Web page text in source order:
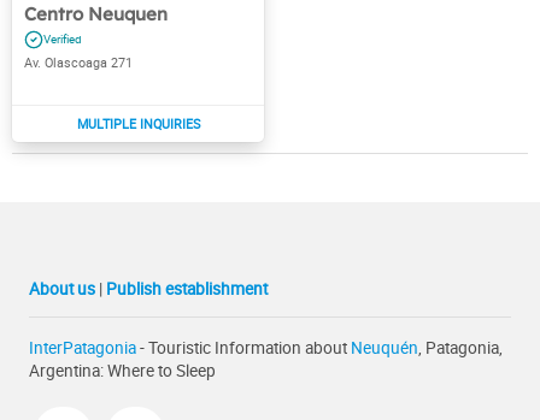
Centro Neuquen
Av. Olascoaga 271
About us | Publish establishment
InterPatagonia- Touristic Information about Neuquén, Patagonia,
Argentina: Where to Sleep